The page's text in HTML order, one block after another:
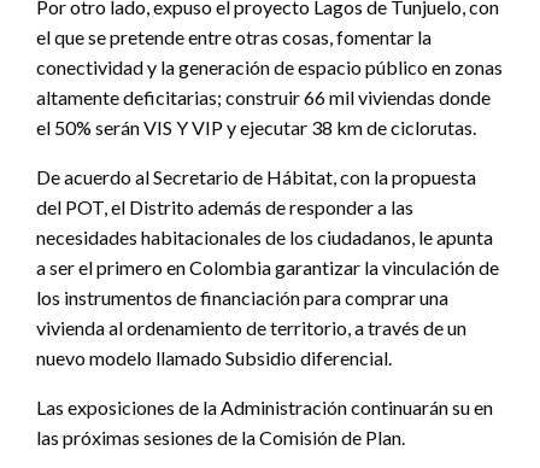
Por otro lado, expuso el proyecto Lagos de Tunjuelo, con
el que se pretende entre otras cosas, fomentar la
conectividad y la generación de espacio público en zonas
altamente deficitarias; construir 66 mil viviendas donde
el 50% serán VIS Y VIP y ejecutar 38 km de ciclorutas.
De acuerdo al Secretario de Hábitat, con la propuesta
del POT, el Distrito además de responder a las
necesidades habitacionales de los ciudadanos, le apunta
a ser el primero en Colombia garantizar la vinculación de
los instrumentos de financiación para comprar una
vivienda al ordenamiento de territorio, a través de un
nuevo modelo llamado Subsidio diferencial.
Las exposiciones de la Administración continuarán su en
las próximas sesiones de la Comisión de Plan.